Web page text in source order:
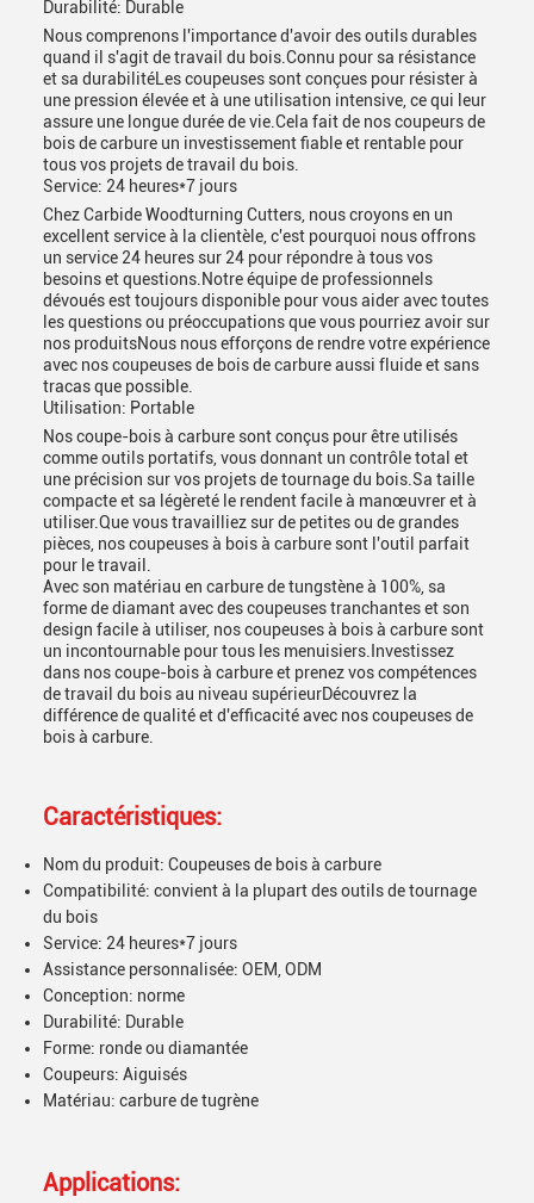
Durabilité: Durable
Nous comprenons l'importance d'avoir des outils durables
quand il s'agit de travail du bois.Connu pour sa résistance
et sa durabilitéLes coupeuses sont conçues pour résister à
une pression élevée et à une utilisation intensive, ce qui leur
assure une longue durée de vie.Cela fait de nos coupeurs de
bois de carbure un investissement fiable et rentable pour
tous vos projets de travail du bois.
Service: 24 heures*7 jours
Chez Carbide Woodturning Cutters, nous croyons en un
excellent service à la clientèle, c'est pourquoi nous offrons
un service 24 heures sur 24 pour répondre à tous vos
besoins et questions.Notre équipe de professionnels
dévoués est toujours disponible pour vous aider avec toutes
les questions ou préoccupations que vous pourriez avoir sur
nos produitsNous nous efforçons de rendre votre expérience
avec nos coupeuses de bois de carbure aussi fluide et sans
tracas que possible.
Utilisation: Portable
Nos coupe-bois à carbure sont conçus pour être utilisés
comme outils portatifs, vous donnant un contrôle total et
une précision sur vos projets de tournage du bois.Sa taille
compacte et sa légèreté le rendent facile à manœuvrer et à
utiliser.Que vous travailliez sur de petites ou de grandes
pièces, nos coupeuses à bois à carbure sont l'outil parfait
pour le travail.
Avec son matériau en carbure de tungstène à 100%, sa
forme de diamant avec des coupeuses tranchantes et son
design facile à utiliser, nos coupeuses à bois à carbure sont
un incontournable pour tous les menuisiers.Investissez
dans nos coupe-bois à carbure et prenez vos compétences
de travail du bois au niveau supérieurDécouvrez la
différence de qualité et d'efficacité avec nos coupeuses de
bois à carbure.
Caractéristiques:
Nom du produit: Coupeuses de bois à carbure
Compatibilité: convient à la plupart des outils de tournage
du bois
Service: 24 heures*7 jours
Assistance personnalisée: OEM, ODM
Conception: norme
Durabilité: Durable
Forme: ronde ou diamantée
Coupeurs: Aiguisés
Matériau: carbure de tugrène
Applications: